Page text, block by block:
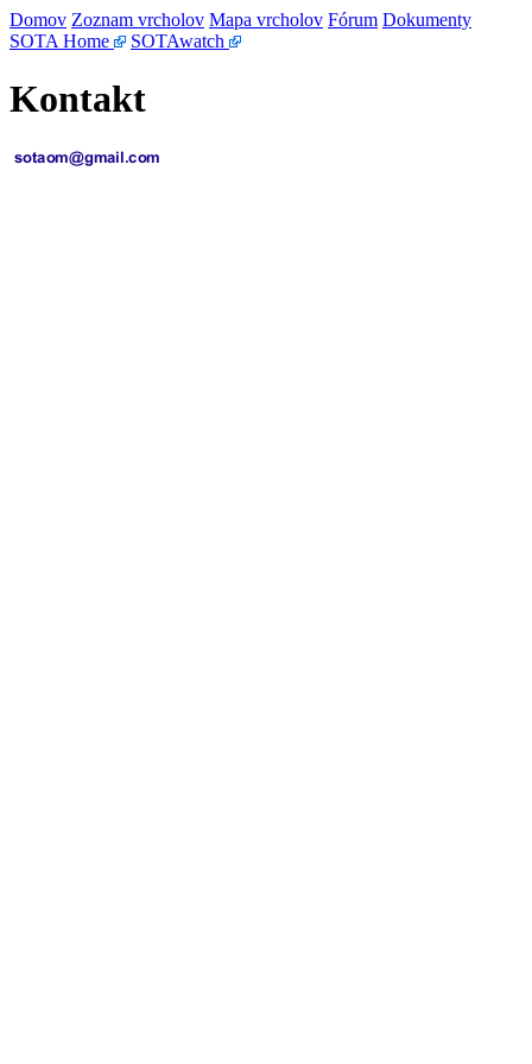
Domov Zoznam vrcholov Mapa vrcholov Fórum Dokumenty
SOTA Home
SOTAwatch
Kontakt